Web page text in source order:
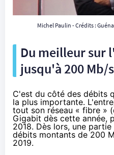
Michel Paulin - Crédits :
Du meilleur sur
jusqu'à 200 Mb/
C'est du côté des débits
la plus importante.
tout son réseau « fibre »
Gigabit dès cette année,
2018. Dès lors, une
débits montants de 200
2019.